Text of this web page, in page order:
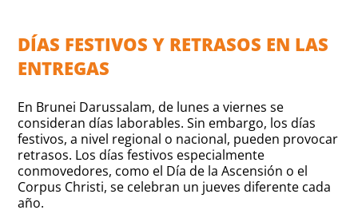
DÍAS FESTIVOS Y RETRASOS EN LAS
ENTREGAS
En Brunei Darussalam, de lunes a viernes se
consideran días laborables. Sin embargo, los días
festivos, a nivel regional o nacional, pueden provocar
retrasos. Los días festivos especialmente
conmovedores, como el Día de la Ascensión o el
Corpus Christi, se celebran un jueves diferente cada
año.